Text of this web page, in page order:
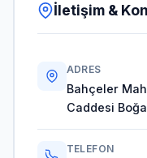
İletişim &
ADRES
Bahçeler
Caddesi
TELEFON